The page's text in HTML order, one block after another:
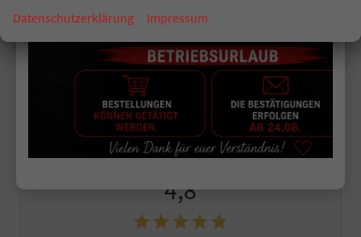
VORLAUFFAHRZEUGE
GEBRAUCHTFAHRZEUGE
Geparkte Fahrzeuge (0)
4,8
Datenschutzerklärung Impressum